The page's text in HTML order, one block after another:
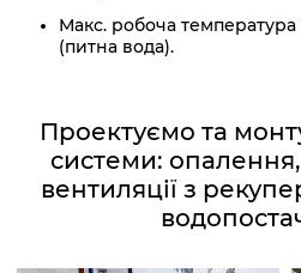
Макс. робоча температура
(питна вода).
Проектуємо та
системи:
вентиляції з